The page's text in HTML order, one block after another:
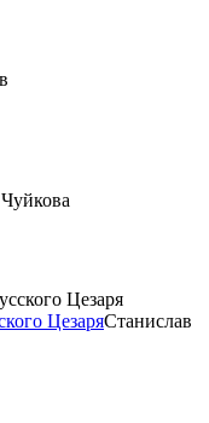
ЦезаряСтанислав